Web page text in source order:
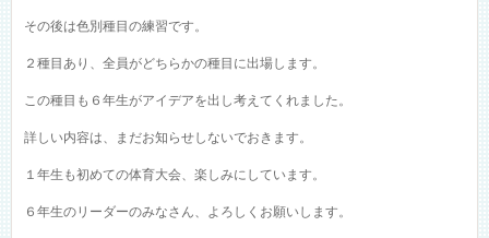
その後は色別種目の練習です。
２種目あり、全員がどちらかの種目に出場します。
この種目も６年生がアイデアを出し考えてくれました。
詳しい内容は、まだお知らせしないでおきます。
１年生も初めての体育大会、楽しみにしています。
６年生のリーダーのみなさん、よろしくお願いします。